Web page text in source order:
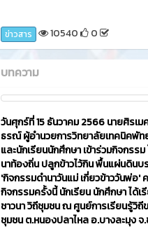
ข่าวสาร 10540 0
บทความ
วันศุกร์ที่ 15 ธันวาคม 2566​ นายศิรเ
ธรณ์ ผู้อำนวยการวิทยาลัยเทคนิคพั
และนักเรียนนักศึกษา เข้าร่วมกิจกรร
นาท้องถิ่น ปลูกข้าวไว้กิน พื้นแผ่นดิน
'กิจกรรมดำนาวันแม่ เกี่ยวข้าววันพ่อ'
กิจกรรมครั้งนี้ นักเรียน นักศึกษา ได้เ
ชาวนา วิถีชุมชน ณ ศูนย์การเรียนรู้วิ
ชุมชน ต.หนองปลาไหล อ.บางละมุง จ